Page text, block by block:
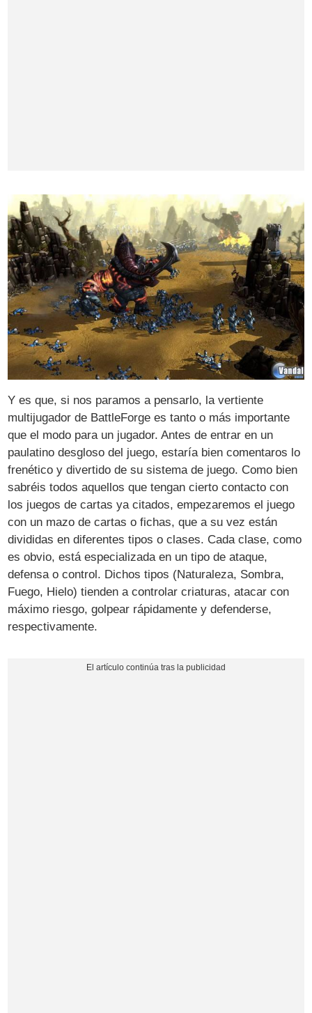
Y es que, si nos paramos a pensarlo, la vertiente
multijugador de BattleForge es tanto o más importante
que el modo para un jugador. Antes de entrar en un
paulatino desgloso del juego, estaría bien comentaros lo
frenético y divertido de su sistema de juego. Como bien
sabréis todos aquellos que tengan cierto contacto con
los juegos de cartas ya citados, empezaremos el juego
con un mazo de cartas o fichas, que a su vez están
divididas en diferentes tipos o clases. Cada clase, como
es obvio, está especializada en un tipo de ataque,
defensa o control. Dichos tipos (Naturaleza, Sombra,
Fuego, Hielo) tienden a controlar criaturas, atacar con
máximo riesgo, golpear rápidamente y defenderse,
respectivamente.